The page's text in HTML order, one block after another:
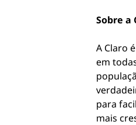
Sobre a
A Claro
em
para
mais